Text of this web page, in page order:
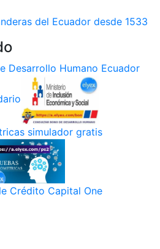
del Ecuador desde 1533
Desarrollo Humano Ecuador
simulador gratis
Crédito Capital One